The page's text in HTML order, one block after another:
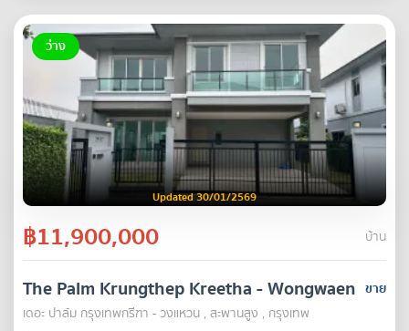
ว่าง
Updated 30/01/2569
฿11,900,000 บ้าน
ขาย
The Palm Krungthep Kreetha - Wongwaen
เดอะ ปาล์ม กรุงเทพกรีฑา - วงแหวน , สะพานสูง , กรุงเทพ